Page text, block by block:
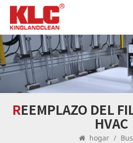
REEMPLAZO DEL FILTRO DE AIRE
HVAC
hogar /